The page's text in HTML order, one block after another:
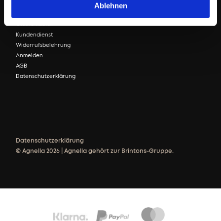
Ablehnen
Online kaufen
Kundendienst
Widerrufsbelehrung
Anmelden
AGB
Datenschutzerklärung
Datenschutzerklärung
© Agnella 2026 | Agnella gehört zur Brintons-Gruppe.